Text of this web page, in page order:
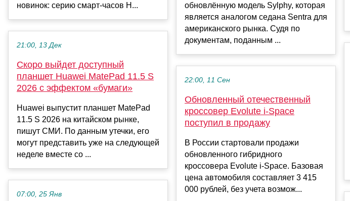
новинок: серию смарт-часов H...
21:00, 13 Дек
Скоро выйдет доступный
планшет Huawei MatePad 11.5 S
2026 с эффектом «бумаги»
Huawei выпустит планшет MatePad
11.5 S 2026 на китайском рынке,
пишут СМИ. По данным утечки, его
могут представить уже на следующей
неделе вместе со ...
07:00, 25 Янв
обновлённую модель Sylphy, которая
является аналогом седана Sentra для
американского рынка. Судя по
документам, поданным ...
22:00, 11 Сен
Обновленный отечественный
кроссовер Evolute i-Space
поступил в продажу
В России стартовали продажи
обновленного гибридного
кроссовера Evolute i-Space. Базовая
цена автомобиля составляет 3 415
000 рублей, без учета возмож...